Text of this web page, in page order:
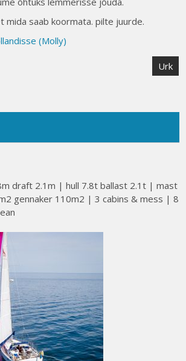
mida saab koormata. pilte juurde.
(Molly)
Urk
draft 2.1m | hull 7.8t ballast 2.1t | mast
gennaker 110m2 | 3 cabins & mess | 8